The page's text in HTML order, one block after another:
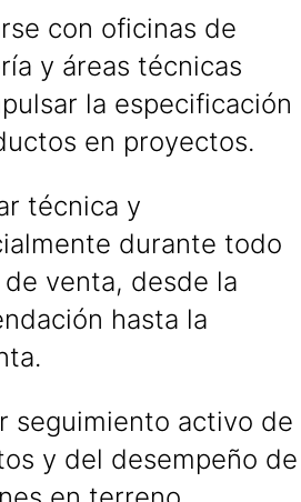
con oficinas de
y áreas técnicas
la especificación
en proyectos.
técnica y
durante todo
venta, desde la
hasta la
seguimiento activo de
y del desempeño de